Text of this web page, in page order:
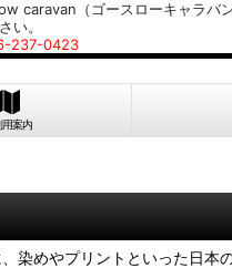
caravan（ゴースローキャラバ
い。
237-0423
用案内
めやプリントといった日本